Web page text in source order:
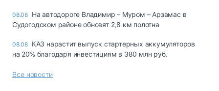
08.08 На автодороге Владимир – Муром – Арзамас в
Судогодском районе обновят 2,8 км полотна
08.08 КАЗ нарастит выпуск стартерных аккумуляторов
на 20% благодаря инвестициям в 380 млн руб.
Все новости